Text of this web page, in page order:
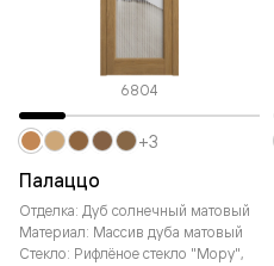
6804
Палаццо
Отделка: Дуб солнечный матовый
Материал: Массив дуба матовый
Стекло: Рифлёное стекло "Мору",
+3